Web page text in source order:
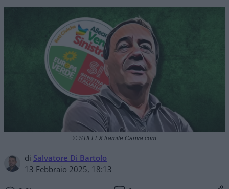
di Salvatore Di Bartolo
13 Febbraio 2025, 18:13
© STILLFX tramite Canva.com